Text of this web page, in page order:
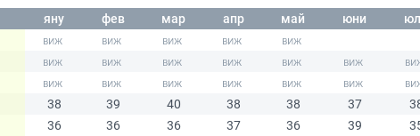
яну фев мар апр май юни
38 39 40 38 38 37
36 36 36 37 36 39